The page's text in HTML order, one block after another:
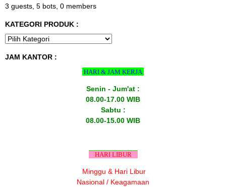
3 guests, 5 bots, 0 members
KATEGORI PRODUK :
JAM KANTOR :
HARI & JAM KERJA
Senin - Jum'at :
08.00-17.00 WIB
Sabtu :
08.00-15.00 WIB
HARI LIBUR
Minggu & Hari Libur
Nasional / Keagamaan